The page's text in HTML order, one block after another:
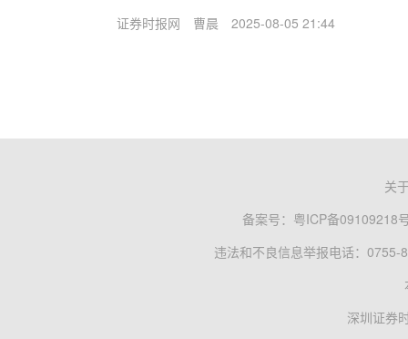
证券时报网 曹晨 2025-08-05 21:44
关
备案号： 粤ICP备09109218
违法和不良信息举报电话：0755-
深圳证券